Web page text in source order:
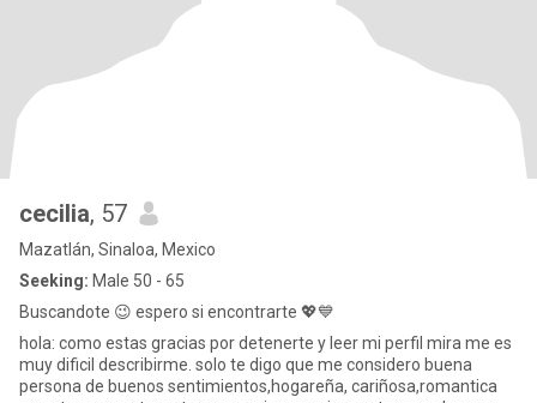
cecilia, 57
Mazatlán, Sinaloa, Mexico
Seeking: Male 50 - 65
Buscandote 😉 espero si encontrarte 💖💙
hola: como estas gracias por detenerte y leer mi perfil mira me es
muy dificil describirme. solo te digo que me considero buena
persona de buenos sentimientos,hogareña, cariñosa,romantica